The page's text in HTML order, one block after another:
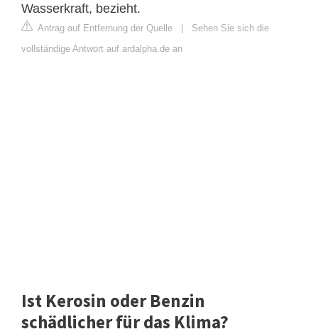
Wasserkraft, bezieht.
Antrag auf Entfernung der Quelle | Sehen Sie sich die
vollständige Antwort auf ardalpha.de an
Ist Kerosin oder Benzin
schädlicher für das Klima?